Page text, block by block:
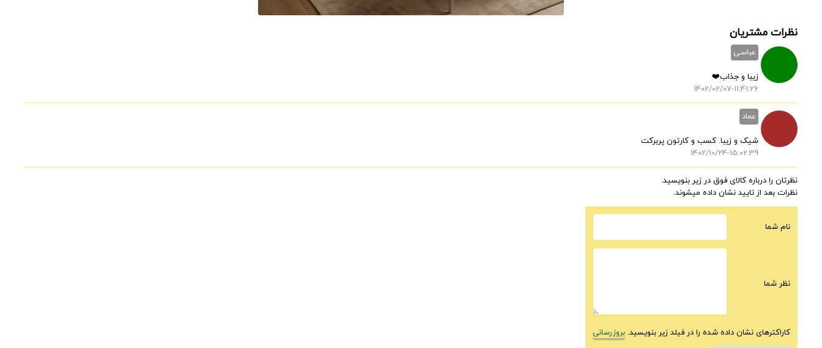
نظرات مشتریان
عباسی
زیبا و جذاب❤️
1402/02/07-11:41:26
عماد
شیک و زیبا. کسب و کارتون پربرکت
1402/10/24-15:02:39
نظرتان را درباره کالای فوق در زیر بنویسید.
نظرات بعد از تایید نشان داده میشوند.
نام شما
نظر شما
کاراکترهای نشان داده شده را در فیلد زیر بنویسید. بروزرسانی